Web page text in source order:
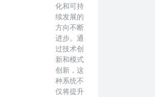
化和可持
续发展的
方向不断
进步。通
过技术创
新和模式
创新，这
种系统不
仅将提升